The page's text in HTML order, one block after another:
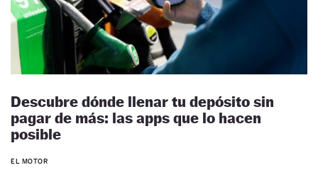
Descubre dónde llenar tu depósito sin
pagar de más: las apps que lo hacen
posible
EL MOTOR